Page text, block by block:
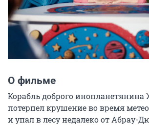
О фильме
Корабль доброго инопланетянина
потерпел крушение во время
и упал в лесу недалеко от Абрау-